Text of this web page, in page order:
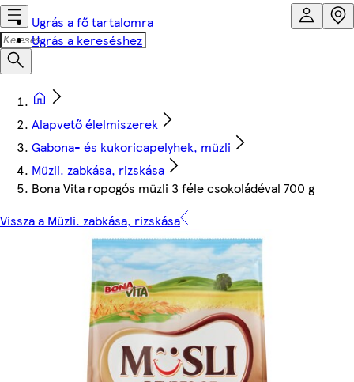
Ugrás a fő tartalomra
Ugrás a kereséshez
Alapvető élelmiszerek
Gabona- és kukoricapelyhek, müzli
Müzli. zabkása, rizskása
Bona Vita ropogós müzli 3 féle csokoládéval 700 g
Vissza a Müzli. zabkása, rizskása